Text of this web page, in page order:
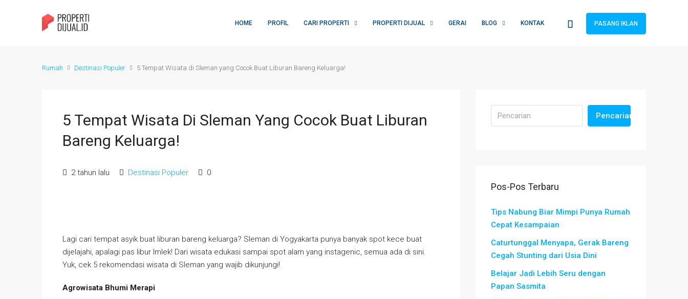
HOME PROFIL CARI PROPERTI PROPERTI DIJUAL GERAI BLOG KONTAK PASANG IKLAN
Rumah Destinasi Populer 5 Tempat Wisata di Sleman yang Cocok Buat Liburan Bareng Keluarga!
5 Tempat Wisata Di Sleman Yang Cocok Buat Liburan
Bareng Keluarga!
2 tahun lalu Destinasi Populer 0
Lagi cari tempat asyik buat liburan bareng keluarga? Sleman di Yogyakarta punya banyak spot kece buat
dijelajahi, apalagi pas libur Imlek! Dari wisata edukasi sampai spot alam yang instagenic, semua ada di sini.
Yuk, cek 5 rekomendasi wisata di Sleman yang wajib dikunjungi!
Agrowisata Bhumi Merapi
Pencarian
Pos-Pos Terbaru
Tips Nabung Biar Mimpi Punya Rumah
Cepat Kesampaian
Caturtunggal Menyapa, Gerak Bareng
Cegah Stunting dari Usia Dini
Belajar Jadi Lebih Seru dengan
Papan Sasmita